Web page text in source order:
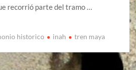
recorrió parte del tramo …
historico inah tren maya